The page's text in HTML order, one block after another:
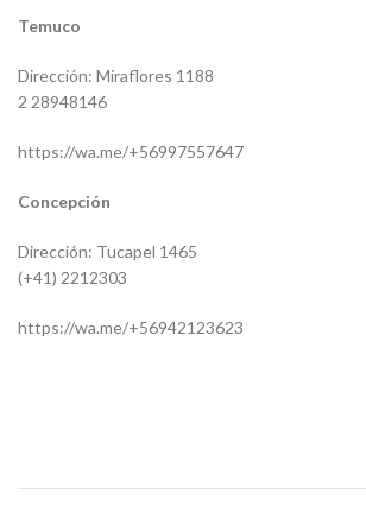
Temuco
Dirección: Miraflores 1188
2 28948146
https://wa.me/+56997557647
Concepción
Dirección: Tucapel 1465
(+41) 2212303
https://wa.me/+56942123623